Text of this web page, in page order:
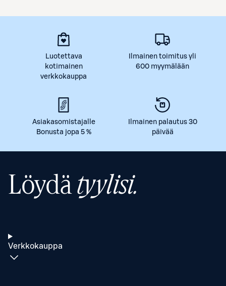
Luotettava
kotimainen
verkkokauppa
Ilmainen toimitus yli
600 myymälään
Asiakasomistajalle
Bonusta jopa 5 %
Ilmainen palautus 30
päivää
Löydätyylisi.
Verkkokauppa